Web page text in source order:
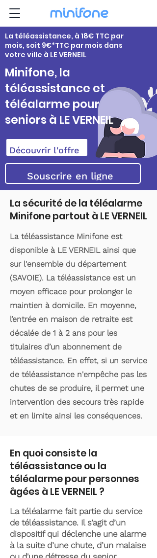
La téléassistance, à 18€ TTC par
mois, soit 9€*TTC par mois dans
votre ville à LE VERNEIL
Minifone, la
téléassistance et
téléalarme pour
seniors à LE VERNEIL
Découvrir l'offre
Souscrire en ligne
La sécurité de la téléalarme
Minifone partout à LE VERNEIL
La téléassistance Minifone est
disponible à LE VERNEIL ainsi que
sur l'ensemble du département
(SAVOIE). La téléassistance est un
moyen efficace pour prolonger le
maintien à domicile. En moyenne,
l’entrée en maison de retraite est
décalée de 1 à 2 ans pour les
titulaires d’un abonnement de
téléassistance. En effet, si un service
de téléassistance n'empêche pas les
chutes de se produire, il permet une
intervention des secours très rapide
et en limite ainsi les conséquences.
En quoi consiste la
téléassistance ou la
téléalarme pour personnes
âgées à LE VERNEIL ?
La téléalarme fait partie du service
de téléassistance. Il s’agit d’un
dispositif qui déclenche une alarme
à la suite d’une chute, d’un malaise